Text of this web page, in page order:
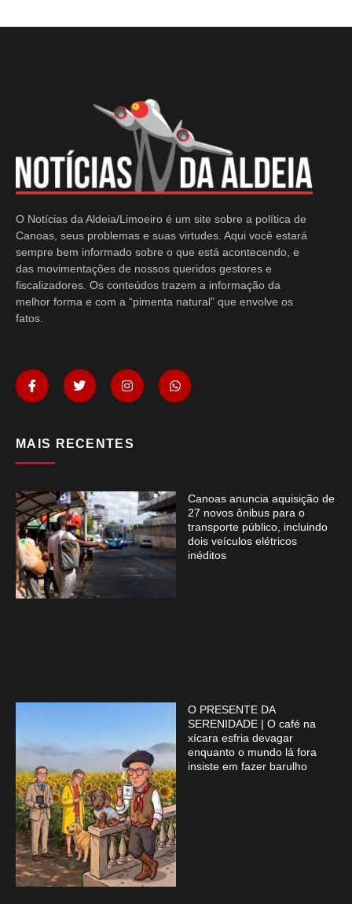
O Notícias da Aldeia/Limoeiro é um site sobre a política de
Canoas, seus problemas e suas virtudes. Aqui você estará
sempre bem informado sobre o que está acontecendo, e
das movimentações de nossos queridos gestores e
fiscalizadores. Os conteúdos trazem a informação da
melhor forma e com a “pimenta natural” que envolve os
fatos.
MAIS RECENTES
Canoas anuncia aquisição de
27 novos ônibus para o
transporte público, incluindo
dois veículos elétricos
inéditos
O PRESENTE DA
SERENIDADE | O café na
xícara esfria devagar
enquanto o mundo lá fora
insiste em fazer barulho